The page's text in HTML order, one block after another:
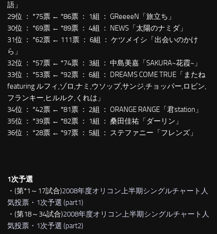
語」
29位 ： *75票 ← *86票 ： 1組 ： GReeeeN「旅立ち」
30位 ： *69票 ← *89票 ： 4組 ： NEWS「太陽のナミダ」
31位 ： *62票 ← 111票 ： 6組 ： ケツメイシ「出会いのかけ
ら」
32位 ： *57票 ← *74票 ： 3組 ： 中島美嘉「SAKURA~花霞~」
33位 ： *53票 ← *92票 ： 6組 ： DREAMS COME TRUE「またね
featuring ルフィ,ゾロ,ナミ,ウソップ,サンジ,チョッパー,ロビン,
フランキー,ヒルルク,くれは」
34位 ： *42票 ← *81票 ： 2組 ： ORANGE RANGE「君station」
35位 ： *39票 ← *82票 ： 1組 ： 桑田佳祐「ダーリン」
36位 ： *28票 ← *97票 ： 5組 ： ステファニー「フレンズ」
1次予選
・(第*1～17試合)2008年度オリコン上半期シングルチャート人
気投票・1次予選 (part1)
・(第18～34試合)2008年度オリコン上半期シングルチャート人
気投票・1次予選 (part2)